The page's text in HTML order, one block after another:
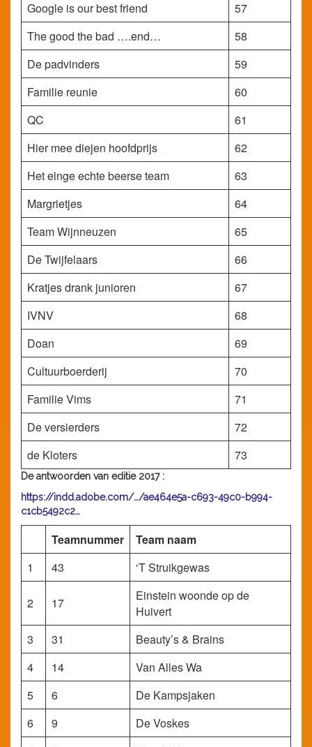
Google is our best friend
57
The good the bad ….end…
58
De padvinders
59
Familie reunie
60
QC
61
Hier mee diejen hoofdprijs
62
Het einge echte beerse team
63
Margrietjes
64
Team Wijnneuzen
65
De Twijfelaars
66
Kratjes drank junioren
67
IVNV
68
Doan
69
Cultuurboerderij
70
Familie Vims
71
De versierders
72
de Kloters
73
De antwoorden van editie 2017 :
https://indd.adobe.com/…/ae464e5a-c693-49c0-b994-
c1cb5492c2…
Teamnummer
Team naam
1
43 ‘T Struikgewas
2 17
Einstein woonde op de
Huivert
3
31
Beauty’s & Brains
4
14
Van Alles Wa
5
6
De Kampsjaken
6
9
De Voskes